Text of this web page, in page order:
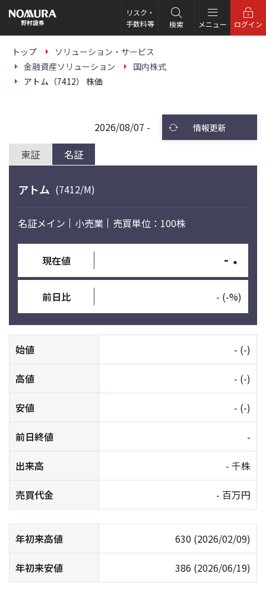
の
ー
リスク・
手数料等
検索 メニュー ログイン
トップ
ソリューション・サービス
金融資産ソリューション
国内株式
アトム（7412） 株価
東証 名証
2026/08/07 - 情報更新
アトム (7412/M)
名証メイン 小売業 売買単位：100株
現在値 - ・
前日比 - (-%)
始値 - (-)
高値 - (-)
安値 - (-)
前日終値 -
出来高 - 千株
売買代金 - 百万円
年初来高値 630 (2026/02/09)
年初来安値 386 (2026/06/19)